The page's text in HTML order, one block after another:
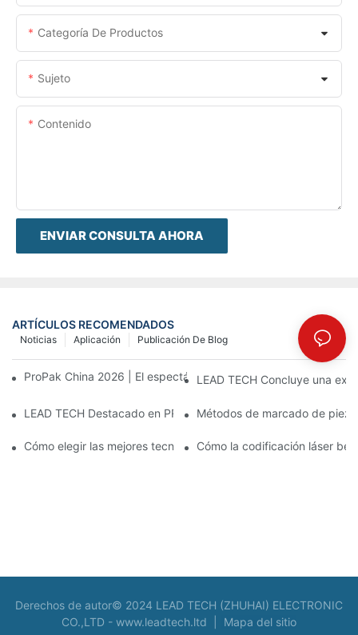
Categoría De Productos
Sujeto
Contenido
ENVIAR CONSULTA AHORA
ARTÍCULOS RECOMENDADOS
Publicación De Blog
Aplicación
Noticias
ProPak China 2026 | El espectáculo termina, nuestro servicio
LEAD TECH Concluye una
LEAD TECH Destacado en PR Newswire: Presentación de
Métodos de marcado de
Cómo elegir las mejores tecnologías para la codificación y el
Cómo la codificación láser
Derechos de autor© 2024 LEAD TECH (ZHUHAI) ELECTRONIC
CO.,LTD - www.leadtech.ltd Mapa del sitio